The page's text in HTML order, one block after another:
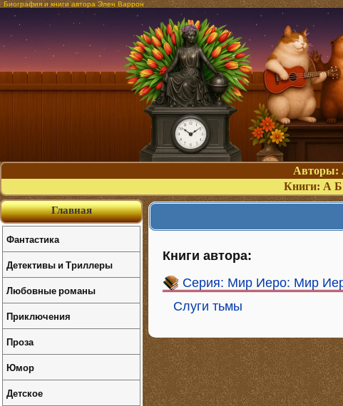
Биография и книги автора Элен Варрон
Авторы:
Книги: А Б
Книги автора:
Серия: Мир Иеро: Мир
Слуги тьмы
Главная
Фантастика
Детективы и Триллеры
Любовные романы
Приключения
Проза
Юмор
Детское